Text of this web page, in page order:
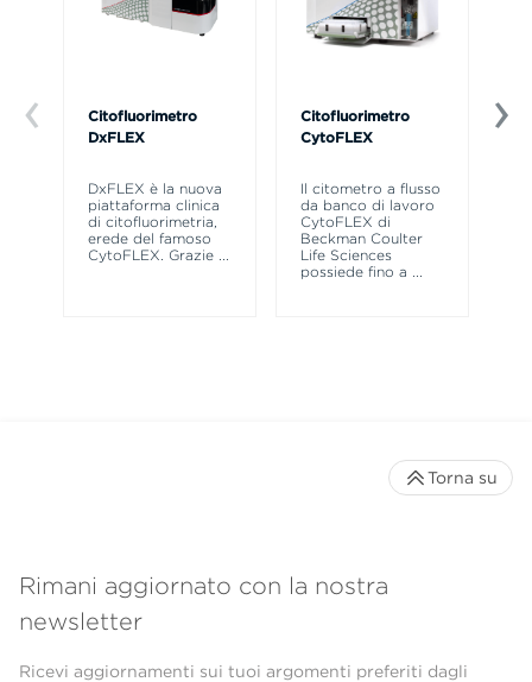
Citofluorimetro
DxFLEX
DxFLEX è la nuova
piattaforma clinica
di citofluorimetria,
erede del famoso
CytoFLEX. Grazie ...
Citofluorimetro
CytoFLEX
Il citometro a flusso
da banco di lavoro
CytoFLEX di
Beckman Coulter
Life Sciences
possiede fino a ...
Rimani aggiornato con la nostra
newsletter
Ricevi aggiornamenti sui tuoi argomenti preferiti dagli
Torna su